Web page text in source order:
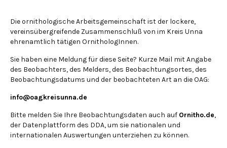
Die ornithologische Arbeitsgemeinschaft ist der lockere,
vereinsübergreifende Zusammenschluß von im Kreis Unna
ehrenamtlich tätigen OrnithologInnen.
Sie haben eine Meldung für diese Seite? Kurze Mail mit Angabe
des Beobachters, des Melders, des Beobachtungsortes, des
Beobachtungsdatums und der beobachteten Art an die OAG:
info@oagkreisunna.de
Bitte melden Sie Ihre Beobachtungsdaten auch auf Ornitho.de,
der Datenplattform des DDA, um sie nationalen und
internationalen Auswertungen unterziehen zu können.